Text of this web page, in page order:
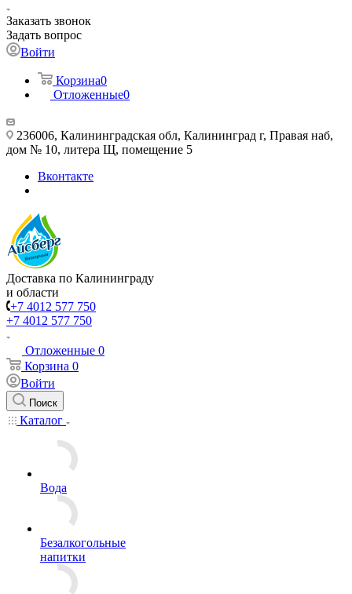
Заказать звонок
Задать вопрос
Войти
Корзина0
Отложенные0
236006, Калининградская обл, Калининград г, Правая наб,
дом № 10, литера Щ, помещение 5
Вконтакте
Доставка по Калининграду
и области
+7 4012 577 750
+7 4012 577 750
Отложенные 0
Корзина 0
Войти
Поиск
Каталог
Вода
Безалкогольные
напитки